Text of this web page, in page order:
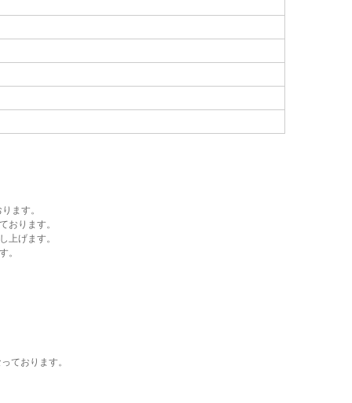
ます。
おります。
上げます。
。
ております。